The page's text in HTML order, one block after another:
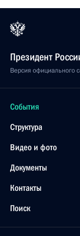
Президент
Версия официального
События
Структура
Видео и фото
Документы
Контакты
Поиск